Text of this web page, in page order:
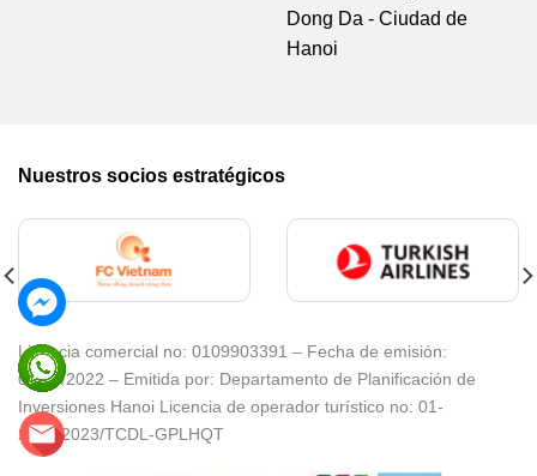
Dong Da - Ciudad de
Hanoi
Nuestros socios estratégicos
Licencia comercial no: 0109903391 – Fecha de emisión:
08/02/2022 – Emitida por: Departamento de Planificación de
Inversiones Hanoi Licencia de operador turístico no: 01-
2217/2023/TCDL-GPLHQT